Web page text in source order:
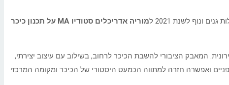
ונוף לשנת 2021 ל מוריה אדריכלים סטודיו MA על תכנון כיכר
המאבק הציבורי להשבת הכיכר לרחוב, בשילוב עם עיצוב יצירתי,
ואפשרה חזרה למתווה הכמעט היסטורי של הכיכר ומקומה המרכזי